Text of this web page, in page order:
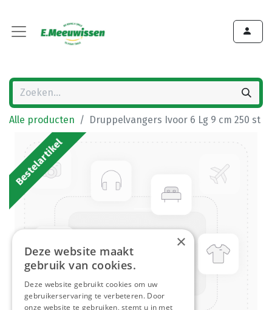
Alle producten Druppelvangers Ivoor 6 Lg 9 cm 250 st
Bestelartikel
×
Deze website maakt
gebruik van cookies.
Deze website gebruikt cookies om uw
gebruikerservaring te verbeteren. Door
onze website te gebruiken, stemt u in met